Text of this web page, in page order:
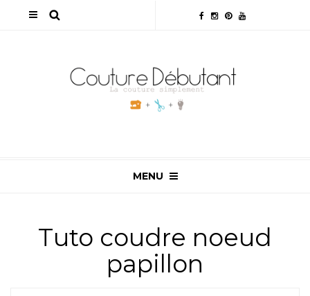
MENU
Tuto coudre noeud
papillon